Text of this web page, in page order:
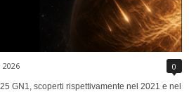
2026 0
GN1, scoperti rispettivamente nel 2021 e nel